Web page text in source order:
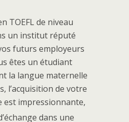
TOEFL de niveau
un institut réputé
futurs employeurs
êtes un étudiant
la langue maternelle
l’acquisition de votre
est impressionnante,
dans une